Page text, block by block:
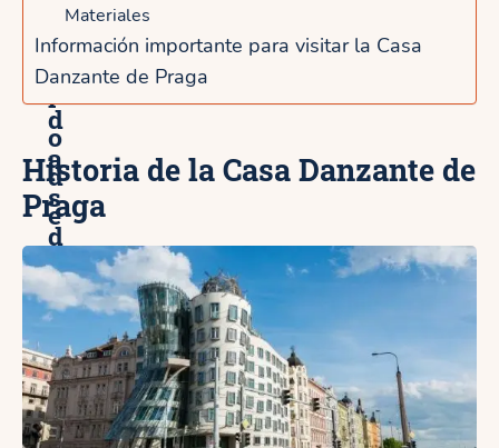
e
n
d
a
s
d
e
P
r
a
g
l
l
o
d
e
P
r
a
g
a
Materiales
Información importante para visitar la Casa
Danzante de Praga
Historia de la Casa Danzante de
Praga